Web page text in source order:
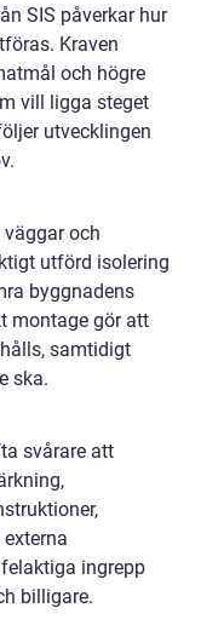
SIS påverkar hur
Kraven
och högre
vill ligga steget
utvecklingen
och
utförd isolering
byggnadens
montage gör att
samtidigt
ska.
svårare att
ingrepp
billigare.